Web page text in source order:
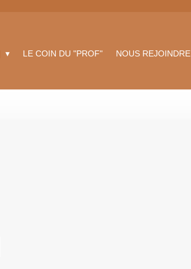
LE COIN DU "PROF" NOUS REJOINDRE